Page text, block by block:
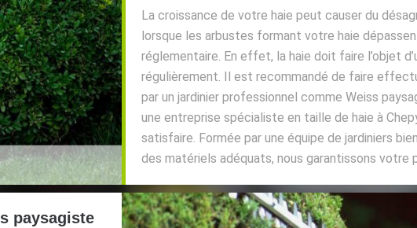
La croissance de votre haie peut causer du
lorsque les arbustes formant votre haie
réglementaire. En effet, la haie doit faire l’objet
régulièrement. Il est recommandé de faire
par un jardinier professionnel comme Weiss
une entreprise spécialiste en taille de haie à
satisfaire. Formée par une équipe de jardiniers
des matériels adéquats, nous garantissons votre
paysagiste